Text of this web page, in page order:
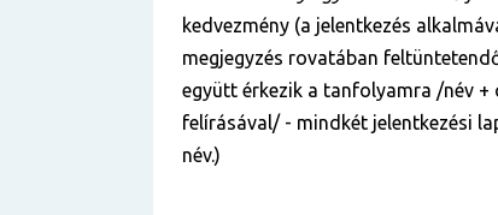
kedvezmény (a jelentkezés
megjegyzés rovatában
együtt érkezik a tanfolyamra /név
felírásával/ - mindkét jelentkezési
név.)